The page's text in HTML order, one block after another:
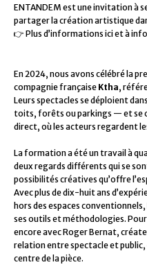
ENTANDEM est une invitation à
partager la création artistique
👉 Plus d’informations ici et à
En 2024, nous avons célébré la
compagnie française Ktha,
Leurs spectacles se déploient
toits, forêts ou parkings — et se
direct, où les acteurs regardent
La formation a été un travail à
deux regards différents qui se
possibilités créatives qu’offre
Avec plus de dix-huit ans
hors des espaces
ses outils et méthodologies.
encore avec Roger Bernat,
relation entre spectacle et
centre de la pièce.